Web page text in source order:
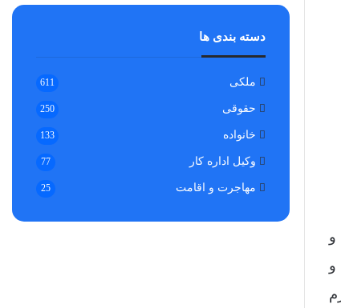
و
و
دسته بندی ها
ملکی 611
حقوقی 250
خانواده 133
وکیل اداره کار 77
مهاجرت و اقامت 25